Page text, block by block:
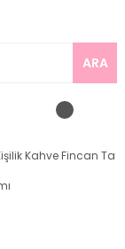
ARA
Kahve Fincan